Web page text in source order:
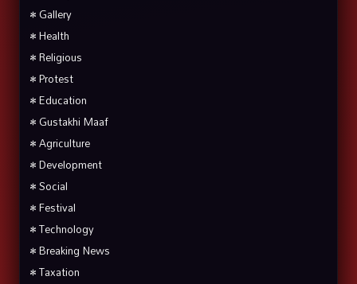
• Gallery
• Health
• Religious
• Protest
• Education
• Gustakhi Maaf
• Agriculture
• Development
• Social
• Festival
• Technology
• Breaking News
• Taxation